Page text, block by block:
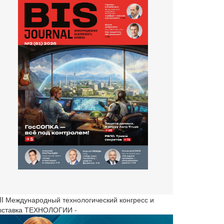
Международный технологический конгресс и
ТЕХНОЛОГИИ -